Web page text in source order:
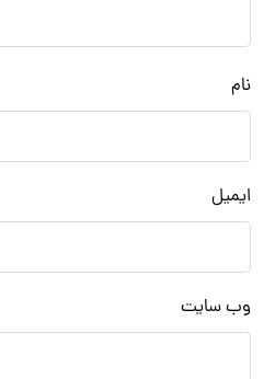
نام
ایمیل
وب‌ سایت